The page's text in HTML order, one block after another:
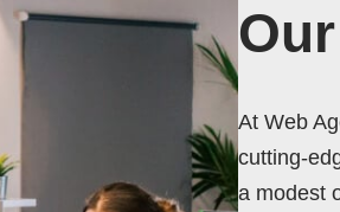
At Web
cutting-
a modest